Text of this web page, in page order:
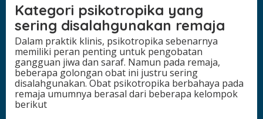
Kategori psikotropika yang
sering disalahgunakan remaja
Dalam praktik klinis, psikotropika sebenarnya
memiliki peran penting untuk pengobatan
gangguan jiwa dan saraf. Namun pada remaja,
beberapa golongan obat ini justru sering
disalahgunakan. Obat psikotropika berbahaya pada
remaja umumnya berasal dari beberapa kelompok
berikut